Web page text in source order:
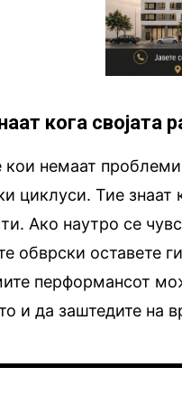
кога својата
немаат
циклуси. Тие
Ако наутро се
обврски оставете
перформансот
и да заштедите на